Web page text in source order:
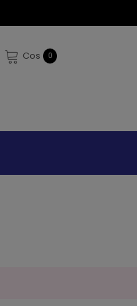
Cos 0